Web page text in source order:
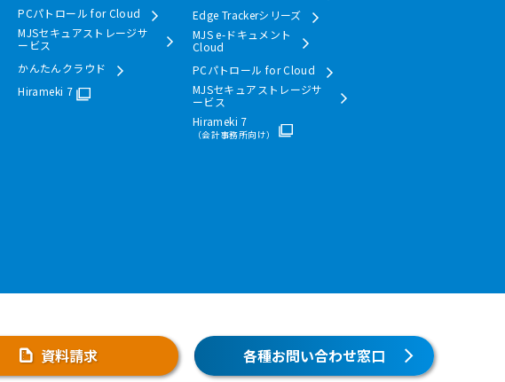
PCパトロール for Cloud
MJSセキュアストレージサ
ービス
かんたんクラウド
Hirameki 7
Edge Trackerシリーズ
MJS e-ドキュメント
Cloud
PCパトロール for Cloud
MJSセキュアストレージサ
ービス
Hirameki 7
（会計事務所向け）
資料請求 各種お問い合わせ窓口